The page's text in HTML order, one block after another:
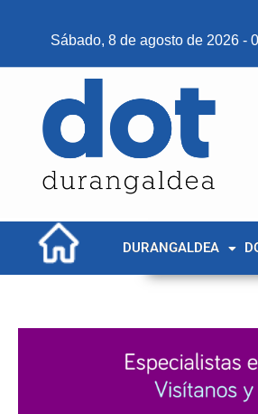
Sábado, 8 de agosto de 2026 -
DURANGALDEA